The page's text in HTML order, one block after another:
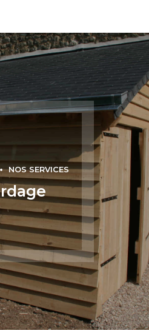
NOS SERVICES